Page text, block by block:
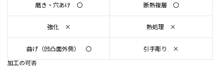
磨き・穴あけ 〇 断熱複層 〇
強化 × 熱処理 ×
曲げ（凹凸面外側） 〇
引手彫り ×
加工の可否